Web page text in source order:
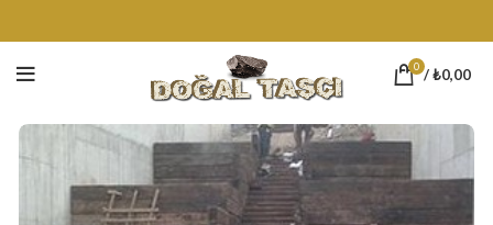
0 /₺0,00